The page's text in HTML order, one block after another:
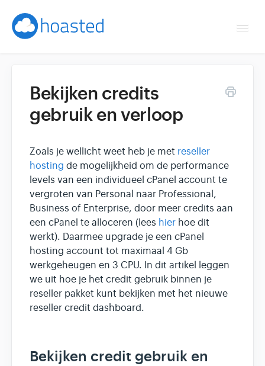
Helpdesk
Reseller & developer
Contact
Klantenpaneel →
Hoasted.com →
Bekijken credits
gebruik en verloop
Zoals je wellicht weet heb je met reseller
hosting de mogelijkheid om de performance
levels van een individueel cPanel account te
vergroten van Personal naar Professional,
Business of Enterprise, door meer credits aan
een cPanel te alloceren (lees hier hoe dit
werkt). Daarmee upgrade je een cPanel
hosting account tot maximaal 4 Gb
werkgeheugen en 3 CPU. In dit artikel leggen
we uit hoe je het credit gebruik binnen je
reseller pakket kunt bekijken met het nieuwe
reseller credit dashboard.
Bekijken credit gebruik en